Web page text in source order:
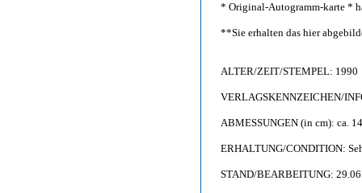
* Original-Autogramm-karte *
**Sie erhalten das hier
ALTER/ZEIT/STEMPEL: 1990
VERLAGSKENNZEICHEN/
ABMESSUNGEN (in cm): ca.
ERHALTUNG/CONDITION:
STAND/BEARBEITUNG: